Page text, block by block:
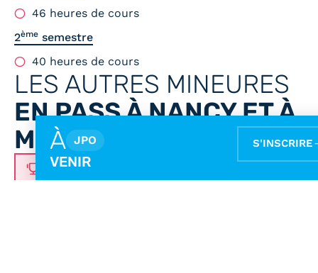
46 heures de cours
2ème semestre
40 heures de cours
LES AUTRES MINEURES
EN PASS À NANCY ET À
METZ
STAPSSciences
pour la
de la Vie
À JPO
VENIR
S'INSCRIRE